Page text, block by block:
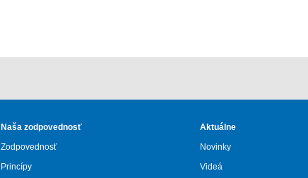
Naša zodpovednosť
Zodpovednosť
Princípy
Aktuálne
Novinky
Videá